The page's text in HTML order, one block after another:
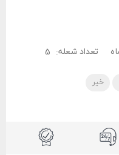
تعداد شعله:
خیر